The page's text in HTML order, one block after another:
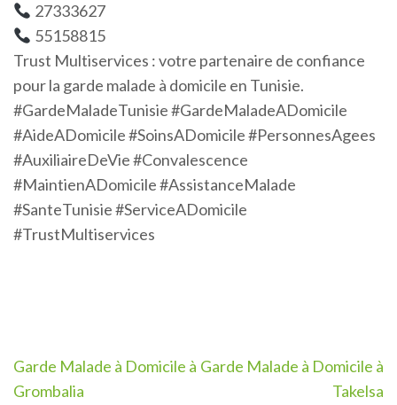
27333627
55158815
Trust Multiservices : votre partenaire de confiance
pour la garde malade à domicile en Tunisie.
#GardeMaladeTunisie #GardeMaladeADomicile
#AideADomicile #SoinsADomicile #PersonnesAgees
#AuxiliaireDeVie #Convalescence
#MaintienADomicile #AssistanceMalade
#SanteTunisie #ServiceADomicile
#TrustMultiservices
Navigation
de
Garde Malade à Domicile à
Grombalia
Garde Malade à Domicile à
Takelsa